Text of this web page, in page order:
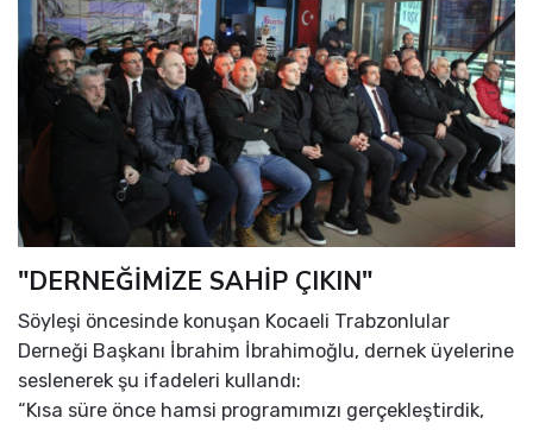
"DERNEĞİMİZE SAHİP ÇIKIN"
Söyleşi öncesinde konuşan Kocaeli Trabzonlular
Derneği Başkanı İbrahim İbrahimoğlu, dernek üyelerine
seslenerek şu ifadeleri kullandı:
“Kısa süre önce hamsi programımızı gerçekleştirdik,